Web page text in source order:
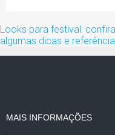
Navegação
de
Looks para festival: confira
algumas dicas e
MAIS INFORMAÇÕES